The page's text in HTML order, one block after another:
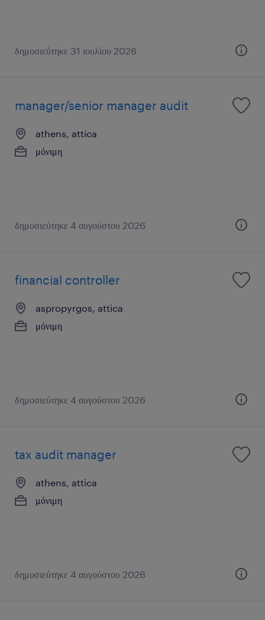
δημοσιεύτηκε 31 ιουλίου 2026
manager/senior manager audit
athens, attica
μόνιμη
δημοσιεύτηκε 4 αυγούστου 2026
financial controller
aspropyrgos, attica
μόνιμη
δημοσιεύτηκε 4 αυγούστου 2026
tax audit manager
athens, attica
μόνιμη
δημοσιεύτηκε 4 αυγούστου 2026